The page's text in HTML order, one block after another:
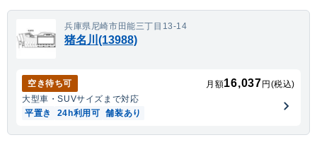
兵庫県尼崎市田能三丁目13-14
猪名川(13988)
空き待ち可 月額16,037 円(税込)
大型車・SUVサイズまで対応
平置き
24h利用可 舗装あり